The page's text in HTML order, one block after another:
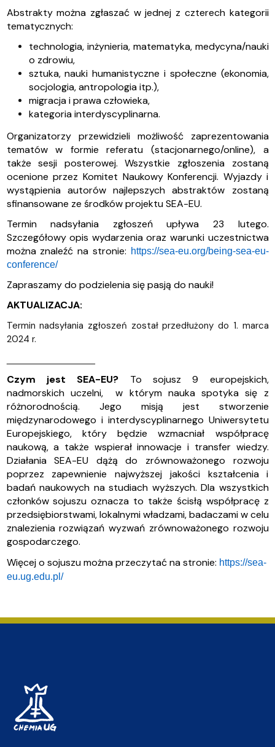
Abstrakty można zgłaszać w jednej z czterech kategorii
tematycznych:
technologia, inżynieria, matematyka, medycyna/nauki
o zdrowiu,
sztuka, nauki humanistyczne i społeczne (ekonomia,
socjologia, antropologia itp.),
migracja i prawa człowieka,
kategoria interdyscyplinarna.
Organizatorzy przewidzieli możliwość zaprezentowania
tematów w formie referatu (stacjonarnego/online), a
także sesji posterowej. Wszystkie zgłoszenia zostaną
ocenione przez Komitet Naukowy Konferencji. Wyjazdy i
wystąpienia autorów najlepszych abstraktów zostaną
sfinansowane ze środków projektu SEA-EU.
Termin nadsyłania zgłoszeń upływa 23 lutego.
Szczegółowy opis wydarzenia oraz warunki uczestnictwa
można znaleźć na stronie: https://sea-eu.org/being-sea-eu-
conference/
Zapraszamy do podzielenia się pasją do nauki!
AKTUALIZACJA:
Termin nadsyłania zgłoszeń został przedłużony do 1. marca
2024 r.
Czym jest SEA-EU? To sojusz 9 europejskich,
nadmorskich uczelni, w którym nauka spotyka się z
różnorodnością. Jego misją jest stworzenie
międzynarodowego i interdyscyplinarnego Uniwersytetu
Europejskiego, który będzie wzmacniał współpracę
naukową, a także wspierał innowacje i transfer wiedzy.
Działania SEA-EU dążą do zrównoważonego rozwoju
poprzez zapewnienie najwyższej jakości kształcenia i
badań naukowych na studiach wyższych. Dla wszystkich
członków sojuszu oznacza to także ścisłą współpracę z
przedsiębiorstwami, lokalnymi władzami, badaczami w celu
znalezienia rozwiązań wyzwań zrównoważonego rozwoju
gospodarczego.
Więcej o sojuszu można przeczytać na stronie: https://sea-
eu.ug.edu.pl/